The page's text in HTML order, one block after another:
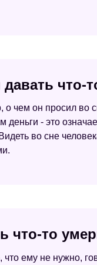
чем он просил во
деньги - это
во сне
что-то
ему не нужно,